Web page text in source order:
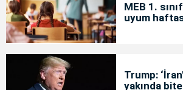
MEB 1.
uyum
Trump:
yakında